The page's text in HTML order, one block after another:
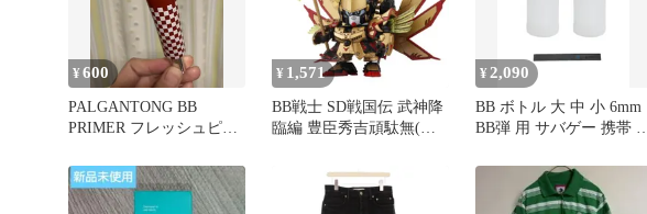
¥600
PALGANTONG BB
PRIMER フレッシュピン
¥ 1,571
BB戦士 SD戦国伝 武神降
臨編 豊臣秀吉頑駄無(ト
¥ 2,090
BB ボトル 大 中 小 6mm
BB弾 用 サバゲー 携帯 収
個, 中) [2個] [中]